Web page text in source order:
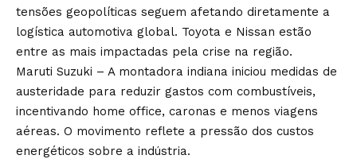
tensões geopolíticas seguem afetando diretamente a
logística automotiva global. Toyota e Nissan estão
entre as mais impactadas pela crise na região.
Maruti Suzuki – A montadora indiana iniciou medidas de
austeridade para reduzir gastos com combustíveis,
incentivando home office, caronas e menos viagens
aéreas. O movimento reflete a pressão dos custos
energéticos sobre a indústria.